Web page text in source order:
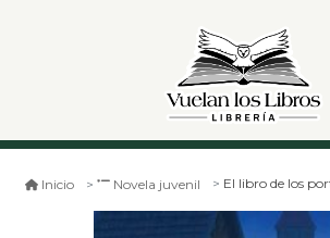
Inicio Novela juvenil El libro de los